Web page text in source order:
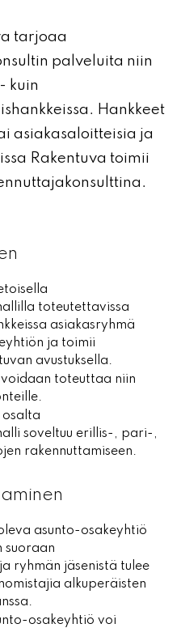
tarjoaa
palveluita niin
kuin
Hankkeet
asiakasaloitteisia ja
Rakentuva toimii
toteutettavissa
asiakasryhmä
ja toimii
avustuksella.
toteuttaa niin
osalta
soveltuu erillis-, pari-,
rakennuttamiseen.
asunto-osakeyhtiö
suoraan
ryhmän jäsenistä tulee
alkuperäisten
osakeyhtiö voi